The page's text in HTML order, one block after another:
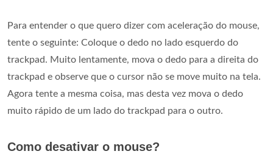
Para entender o que quero dizer com aceleração do mouse,
tente o seguinte: Coloque o dedo no lado esquerdo do
trackpad. Muito lentamente, mova o dedo para a direita do
trackpad e observe que o cursor não se move muito na tela.
Agora tente a mesma coisa, mas desta vez mova o dedo
muito rápido de um lado do trackpad para o outro.
Como desativar o mouse?